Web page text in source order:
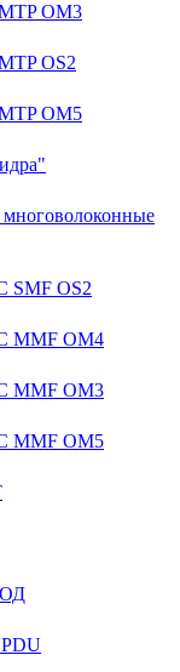
OM3
OS2
OM5
многоволоконные
SMF OS2
MMF OM4
MMF OM3
MMF OM5
PDU